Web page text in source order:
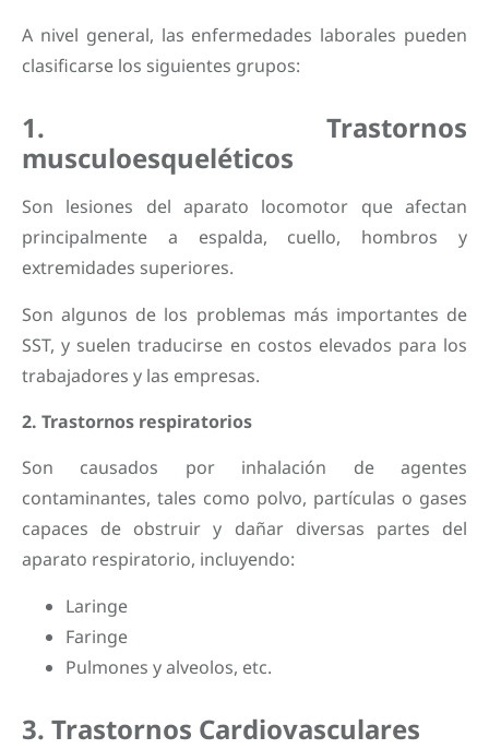
A nivel general, las enfermedades laborales pueden
clasificarse los siguientes grupos:
1. Trastornos
musculoesqueléticos
Son lesiones del aparato locomotor que afectan
principalmente a espalda, cuello, hombros y
extremidades superiores.
Son algunos de los problemas más importantes de
SST, y suelen traducirse en costos elevados para los
trabajadores y las empresas.
2. Trastornos respiratorios
Son causados por inhalación de agentes
contaminantes, tales como polvo, partículas o gases
capaces de obstruir y dañar diversas partes del
aparato respiratorio, incluyendo:
Laringe
Faringe
Pulmones y alveolos, etc.
3. Trastornos Cardiovasculares